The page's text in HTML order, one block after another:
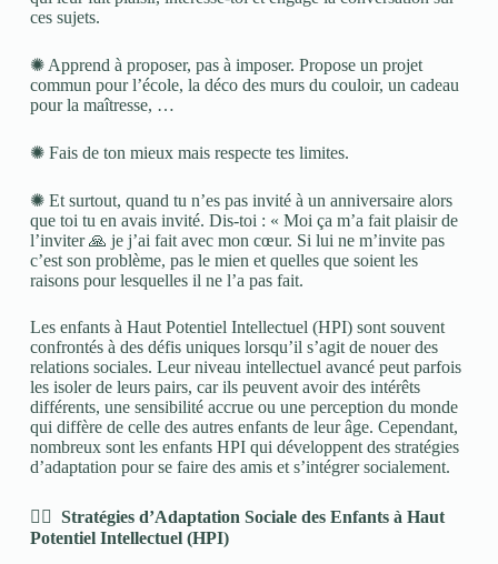
ces sujets.
✺ Apprend à proposer, pas à imposer. Propose un projet
commun pour l’école, la déco des murs du couloir, un cadeau
pour la maîtresse, …
✺ Fais de ton mieux mais respecte tes limites.
✺ Et surtout, quand tu n’es pas invité à un anniversaire alors
que toi tu en avais invité. Dis-toi : « Moi ça m’a fait plaisir de
l’inviter 🙏 je j’ai fait avec mon cœur. Si lui ne m’invite pas
c’est son problème, pas le mien et quelles que soient les
raisons pour lesquelles il ne l’a pas fait.
Les enfants à Haut Potentiel Intellectuel (HPI) sont souvent
confrontés à des défis uniques lorsqu’il s’agit de nouer des
relations sociales. Leur niveau intellectuel avancé peut parfois
les isoler de leurs pairs, car ils peuvent avoir des intérêts
différents, une sensibilité accrue ou une perception du monde
qui diffère de celle des autres enfants de leur âge. Cependant,
nombreux sont les enfants HPI qui développent des stratégies
d’adaptation pour se faire des amis et s’intégrer socialement.
👉🏼 Stratégies d’Adaptation Sociale des Enfants à Haut
Potentiel Intellectuel (HPI)